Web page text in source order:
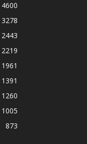
4600
3278
2443
2219
1961
1391
1260
1005
873